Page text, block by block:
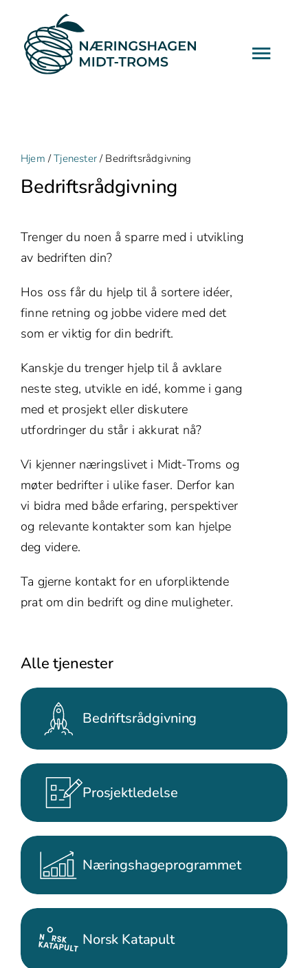
hovedinnhold
Prosjekter
Aktuelt
Om Oss
Hjem /Tjenester/ Bedriftsrådgivning
Bedriftsrådgivning
Trenger du noen å sparre med i utvikling
av bedriften din?
Hos oss får du hjelp til å sortere idéer,
finne retning og jobbe videre med det
som er viktig for din bedrift.
Kanskje du trenger hjelp til å avklare
neste steg, utvikle en idé, komme i gang
med et prosjekt eller diskutere
utfordringer du står i akkurat nå?
Vi kjenner næringslivet i Midt-Troms og
møter bedrifter i ulike faser. Derfor kan
vi bidra med både erfaring, perspektiver
og relevante kontakter som kan hjelpe
deg videre.
Ta gjerne kontakt for en uforpliktende
prat om din bedrift og dine muligheter.
Alle tjenester
Bedriftsrådgivning
Prosjektledelse
Næringshageprogrammet
Norsk Katapult